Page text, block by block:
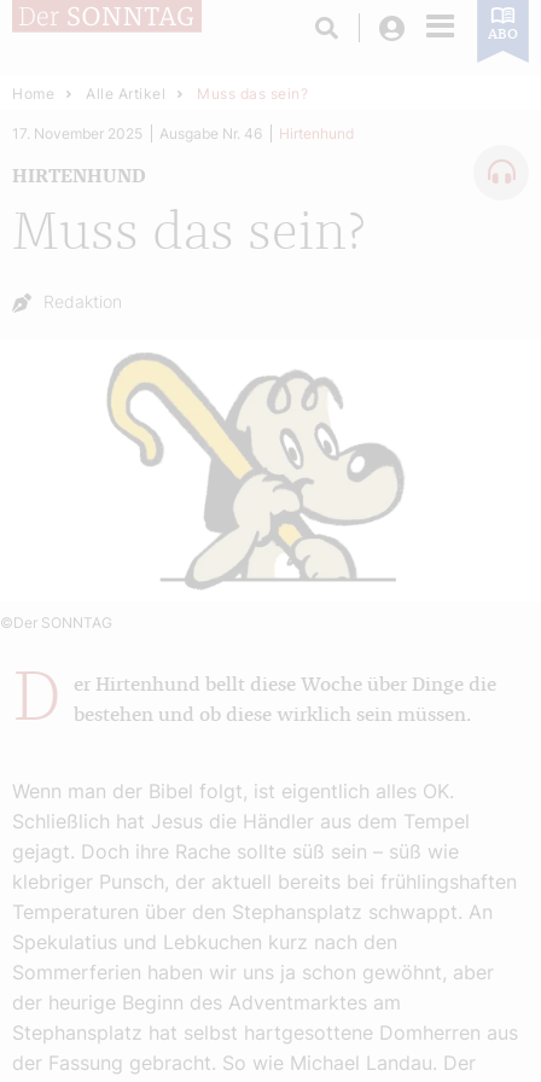
Login ABO
Home Alle Artikel Muss das sein?
Muss das sein?
HIRTENHUND
17. November 2025 Ausgabe Nr. 46 Hirtenhund
Autor:
Redaktion
©Der SONNTAG
D
er Hirtenhund bellt diese Woche über Dinge die
bestehen und ob diese wirklich sein müssen.
Wenn man der Bibel folgt, ist eigentlich alles OK.
Schließlich hat Jesus die Händler aus dem Tempel
gejagt. Doch ihre Rache sollte süß sein – süß wie
klebriger Punsch, der aktuell bereits bei frühlingshaften
Temperaturen über den Stephansplatz schwappt. An
Spekulatius und Lebkuchen kurz nach den
Sommerferien haben wir uns ja schon gewöhnt, aber
der heurige Beginn des Adventmarktes am
Stephansplatz hat selbst hartgesottene Domherren aus
der Fassung gebracht. So wie Michael Landau. Der